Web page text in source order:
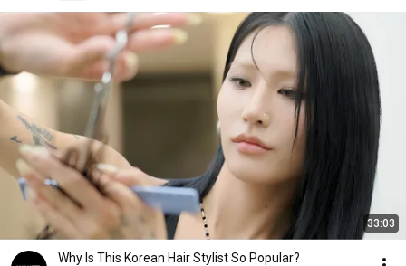
33:03
Why Is This Korean Hair Stylist So Popular?